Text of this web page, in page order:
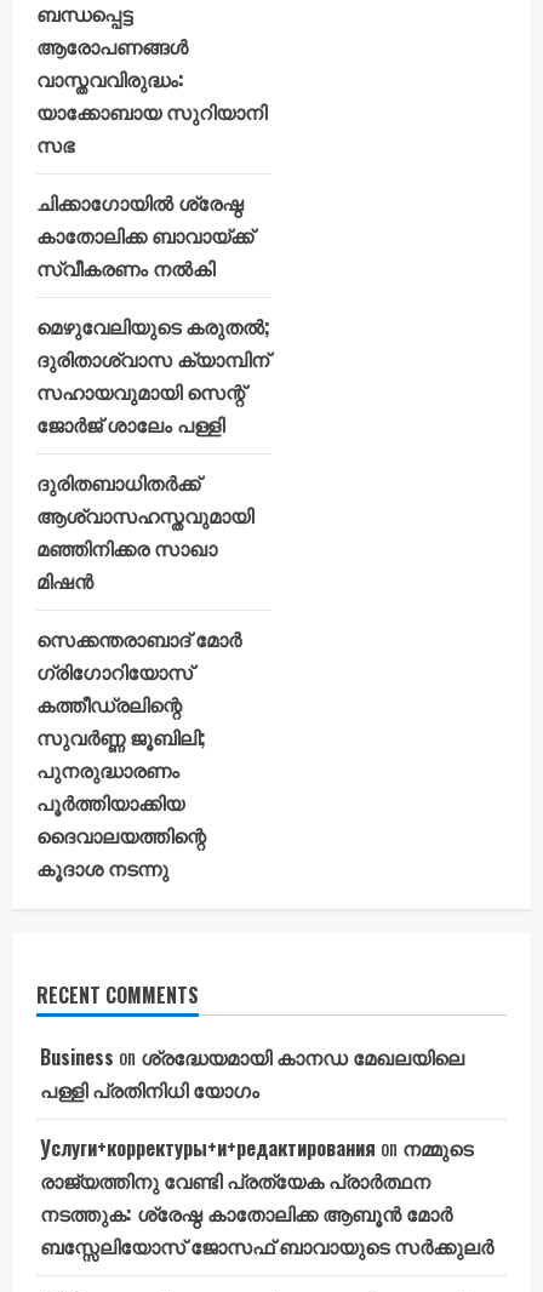
ബന്ധപ്പെട്ട
ആരോപണങ്ങൾ
വാസ്തവവിരുദ്ധം:
യാക്കോബായ സുറിയാനി
സഭ
ചിക്കാഗോയിൽ ശ്രേഷ്ഠ
കാതോലിക്ക ബാവായ്ക്ക്
സ്വീകരണം നൽകി
മെഴുവേലിയുടെ കരുതൽ;
ദുരിതാശ്വാസ ക്യാമ്പിന്
സഹായവുമായി സെന്റ്
ജോർജ് ശാലേം പള്ളി
ദുരിതബാധിതർക്ക്
ആശ്വാസഹസ്തവുമായി
മഞ്ഞിനിക്കര സാഖാ
മിഷൻ
സെക്കന്തരാബാദ് മോർ
ഗ്രിഗോറിയോസ്
കത്തീഡ്രലിന്റെ
സുവർണ്ണ ജൂബിലി;
പുനരുദ്ധാരണം
പൂർത്തിയാക്കിയ
ദൈവാലയത്തിന്റെ
കൂദാശ നടന്നു
RECENT COMMENTS
Business on ശ്രദ്ധേയമായി കാനഡ മേഖലയിലെ
പള്ളി പ്രതിനിധി യോഗം
Услуги+корректуры+и+редактирования on നമ്മുടെ
രാജ്യത്തിനു വേണ്ടി പ്രത്യേക പ്രാർത്ഥന
നടത്തുക: ശ്രേഷ്ഠ കാതോലിക്ക ആബൂൻ മോർ
ബസ്സേലിയോസ് ജോസഫ് ബാവായുടെ സർക്കുലർ